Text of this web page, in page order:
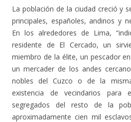
La población de la ciudad creció y
principales, españoles, andinos y
En los alrededores de Lima,
residente de El Cercado, un
miembro de la élite, un pescador
un mercader de los andes
nobles del Cuzco o de la
existencia de vecindarios para
segregados del resto de la
aproximadamente cien mil